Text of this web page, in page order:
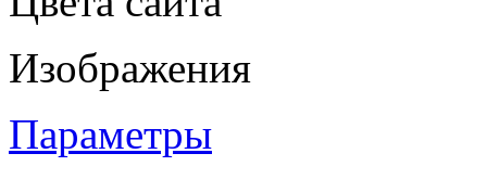
Изображения
Параметры